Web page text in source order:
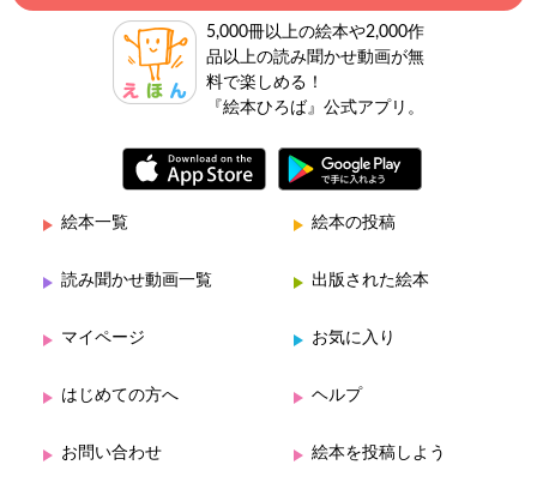
5,000冊以上の絵本や2,000作
品以上の読み聞かせ動画が無
料で楽しめる！
『絵本ひろば』公式アプリ。
絵本一覧 絵本の投稿
読み聞かせ動画一覧 出版された絵本
マイページ お気に入り
はじめての方へ ヘルプ
お問い合わせ 絵本を投稿しよう